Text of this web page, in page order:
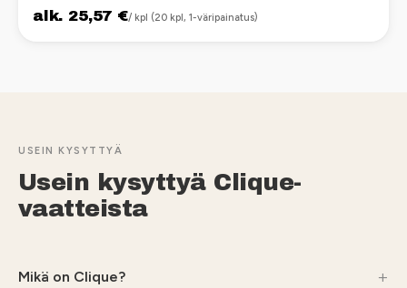
alk. 25,57 €/ kpl (20 kpl, 1-väripainatus)
USEIN KYSYTTYÄ
Usein kysyttyä Clique-
vaatteista
Mikä on Clique?